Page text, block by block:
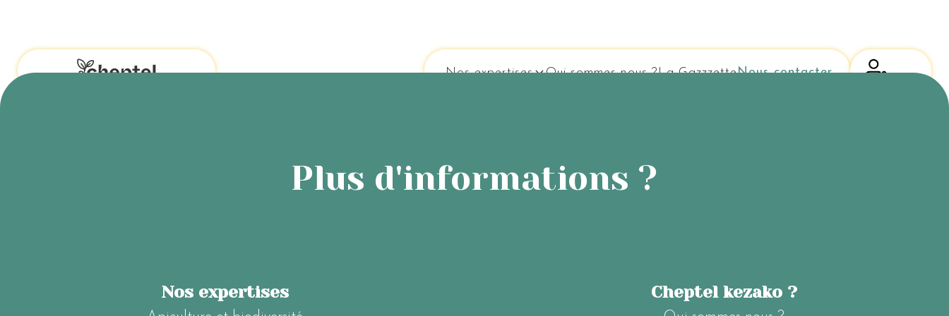
Nos expertises Qui sommes-nous ?La GazzzetteNous contacter
Plus d'informations ?
Nos expertises Cheptel kezako ?